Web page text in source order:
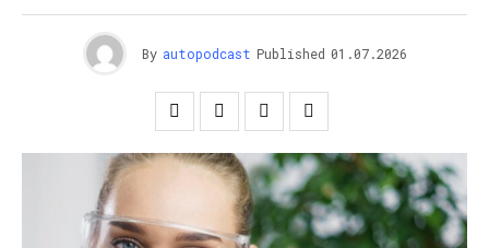
By autopodcast Published 01.07.2026